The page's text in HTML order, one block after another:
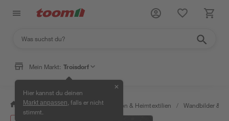
Mein Markt: Troisdorf
Hier kannst du deinen
Markt anpassen , falls er nicht
stimmt.
✕
/ Wohnen & Haushalt / Dekoration & Heimtextilien / Wandbilder &